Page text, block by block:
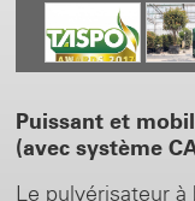
Puissant et
(avec système
Le pulvérisateur